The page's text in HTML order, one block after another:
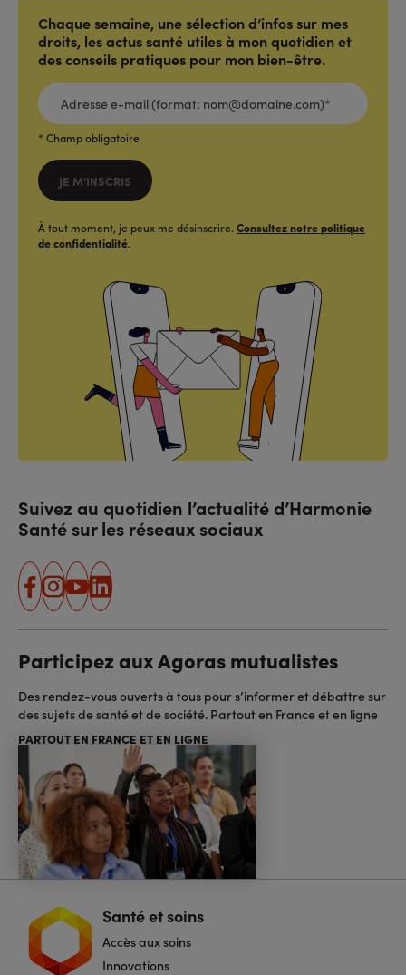
Chaque semaine, une sélection d’infos sur mes
droits, les actus santé utiles à mon quotidien et
des conseils pratiques pour mon bien-être.
ADRESSE
E-
MAIL
(FORMAT:
NOM@DOMAINE.COM)*
* Champ obligatoire
JE M'INSCRIS
À tout moment, je peux me désinscrire. Consultez notre politique
de confidentialité.
Suivez au quotidien l’actualité d’Harmonie
Santé sur les réseaux sociaux
facebook
instagram
youtube
linkedin
Participez aux Agoras mutualistes
Des rendez-vous ouverts à tous pour s’informer et débattre sur
des sujets de santé et de société. Partout en France et en ligne
PARTOUT EN FRANCE ET EN LIGNE
Navigation
pied
de
page
Santé et soins
Accès aux soins
Innovations